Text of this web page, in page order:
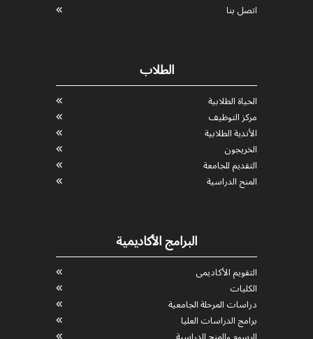
اتصل بنا
الطلاب
الحياة الطلابية
مركز التوظيف
الأندية الطلابية
الخريجون
التقديم للجامعة
المنح الدراسية
البرامج الأكاديمية
التقويم الأكاديمى
الكليات
دراسات المرحلة الجامعية
برامج الدراسات العليا